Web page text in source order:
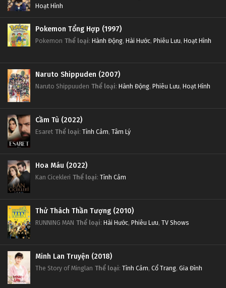
Hoạt Hình
Pokemon Tổng Hợp (1997)
Pokemon Thể loại: Hành Động, Hài Hước, Phiêu Lưu, Hoạt Hình
Naruto Shippuden (2007)
Naruto Shippuuden Thể loại: Hành Động, Phiêu Lưu, Hoạt Hình
Cầm Tù (2022)
Esaret Thể loại: Tình Cảm, Tâm Lý
Hoa Máu (2022)
Kan Cicekleri Thể loại: Tình Cảm
Thử Thách Thần Tượng (2010)
RUNNING MAN Thể loại: Hài Hước, Phiêu Lưu, TV Shows
Minh Lan Truyện (2018)
The Story of Minglan Thể loại: Tình Cảm, Cổ Trang, Gia Đình